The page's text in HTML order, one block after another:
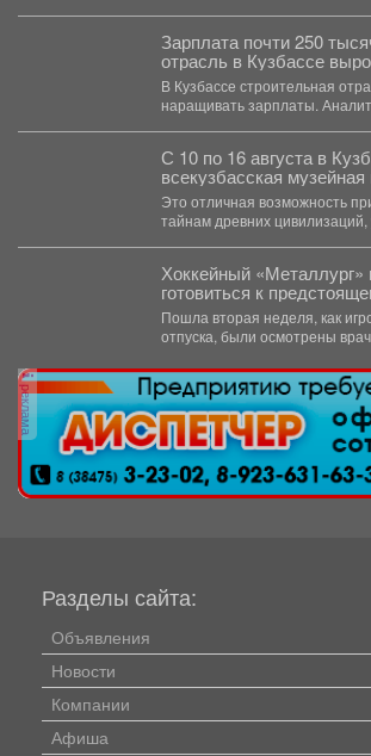
Зарплата почти 250
отрасль в Кузбассе
доходе
В Кузбассе строительная
наращивать зарплаты. Аналитики hh.ru подвели
С 10 по 16 августа в
всекузбасская
археологии и
Это отличная возможность
тайнам древних цивилизаций,
Хоккейный «Металлург»
готовиться к
Пошла вторая неделя, как
отпуска, были осмотрены
реклама
Разделы сайта:
Объявления
Новости
Компании
Афиша